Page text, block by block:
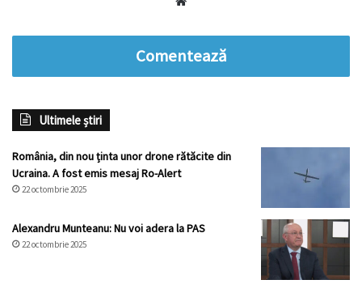
Comentează
Ultimele știri
România, din nou ținta unor drone rătăcite din
Ucraina. A fost emis mesaj Ro-Alert
22 octombrie 2025
Alexandru Munteanu: Nu voi adera la PAS
22 octombrie 2025